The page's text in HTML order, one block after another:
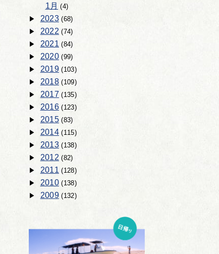
1月 (4)
2023(68)
2022 (74)
2021(84)
2020(99)
2019(103)
2018(109)
2017 (135)
2016(123)
2015(83)
2014(115)
2013(138)
2012(82)
2011(128)
2010(138)
2009(132)